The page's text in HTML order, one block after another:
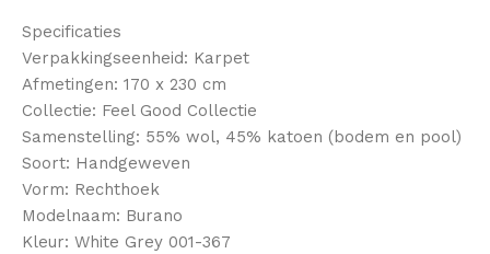
Specificaties
Verpakkingseenheid: Karpet
Afmetingen: 170 x 230 cm
Collectie: Feel Good Collectie
Samenstelling: 55% wol, 45% katoen (bodem en pool)
Soort: Handgeweven
Vorm: Rechthoek
Modelnaam: Burano
Kleur: White Grey 001-367